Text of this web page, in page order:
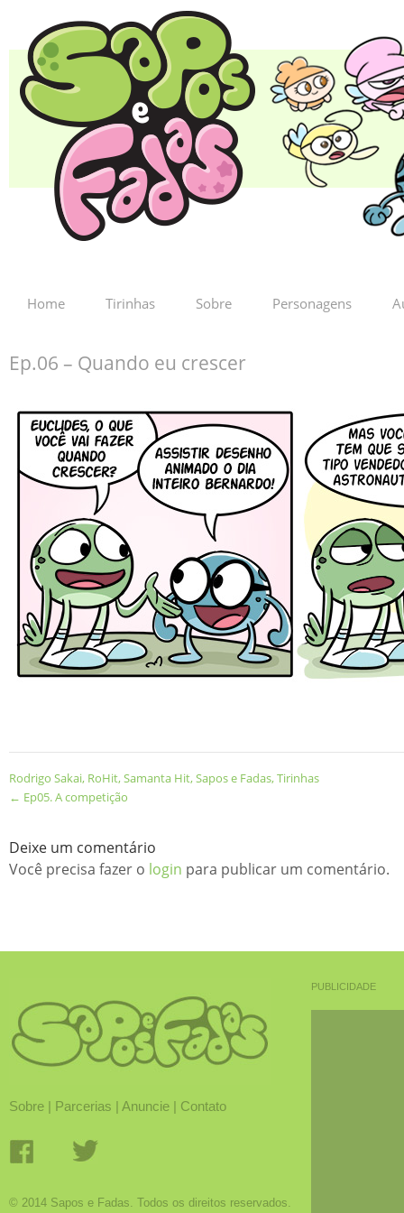
Home Tirinhas Sobre Personagens
Ep.06 – Quando eu crescer
Rodrigo Sakai, RoHit,Samanta Hit,Sapos e Fadas,Tirinhas
← Ep05. A competição
Deixe um comentário
Você precisa fazer o login para publicar um comentário.
Sobre | Parcerias | Anuncie | Contato
© 2014 Sapos e Fadas. Todos os direitos reservados.
PUBLICIDADE